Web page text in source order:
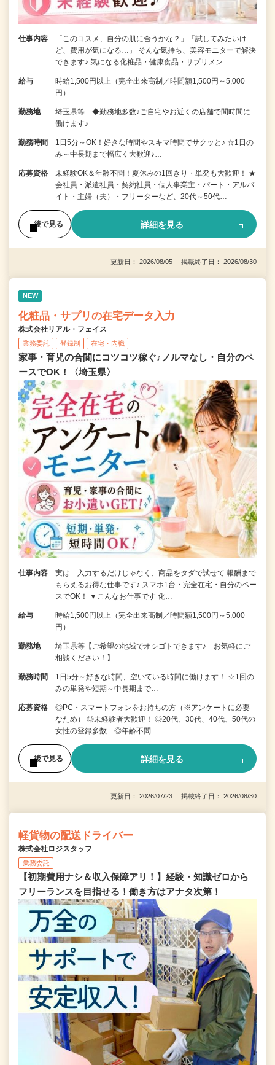
仕事内容
「このコスメ、自分の肌に合うかな？」「試してみたいけ
ど、費用が気になる…」 そんな気持ち、美容モニターで解決
できます♪ 気になる化粧品・健康食品・サプリメン…
給与
時給1,500円以上（完全出来高制／時間額1,500円～5,000
円）
勤務地
埼玉県等 ◆勤務地多数♪ご自宅やお近くの店舗で間時間に
働けます♪
勤務時間
1日5分～OK！好きな時間やスキマ時間でサクッと♪ ☆1日の
み～中長期まで幅広く大歓迎♪…
応募資格
未経験OK＆年齢不問！夏休みの1回きり・単発も大歓迎！ ★
会社員・派遣社員・契約社員・個人事業主・パート・アルバ
イト・主婦（夫）・フリーターなど、20代～50代…
後で見る 詳細を見る
更新日： 2026/08/05 掲載終了日： 2026/08/30
NEW
化粧品・サプリの在宅データ入力
株式会社リアル・フェイス
業務委託 登録制 在宅・内職
家事・育児の合間にコツコツ稼ぐ♪ノルマなし・自分のペ
ースでOK！〈埼玉県〉
仕事内容
実は…入力するだけじゃなく、商品をタダで試せて 報酬まで
もらえるお得な仕事です♪ スマホ1台・完全在宅・自分のペー
スでOK！ ▼こんなお仕事です 化…
給与
時給1,500円以上（完全出来高制／時間額1,500円～5,000
円）
勤務地
埼玉県等【ご希望の地域でオシゴトできます♪ お気軽にご
相談ください！】
勤務時間
1日5分～好きな時間、空いている時間に働けます！ ☆1回の
みの単発や短期～中長期まで…
応募資格
◎PC・スマートフォンをお持ちの方（※アンケートに必要
なため） ◎未経験者大歓迎！ ◎20代、30代、40代、50代の
女性の登録多数 ◎年齢不問
後で見る 詳細を見る
更新日： 2026/07/23 掲載終了日： 2026/08/30
軽貨物の配送ドライバー
株式会社ロジスタッフ
業務委託
【初期費用ナシ＆収入保障アリ！】経験・知識ゼロから
フリーランスを目指せる！働き方はアナタ次第！